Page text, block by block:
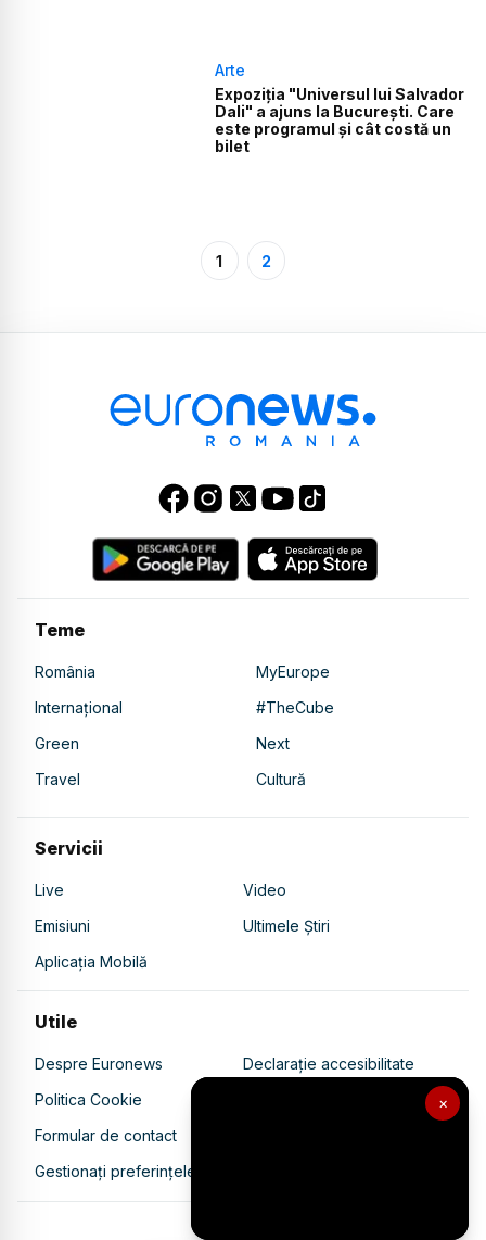
×
Arte
Expoziţia "Universul lui Salvador
Dali" a ajuns la București. Care
este programul și cât costă un
bilet
1 2
Teme
România
MyEurope
Internațional
#TheCube
Green
Next
Travel
Cultură
Servicii
Live
Video
Emisiuni
Ultimele Știri
Aplicația Mobilă
Utile
Despre Euronews
Declarație accesibilitate
Politica Cookie
Politica de confidențialitate
Formular de contact
Gestionați preferințele